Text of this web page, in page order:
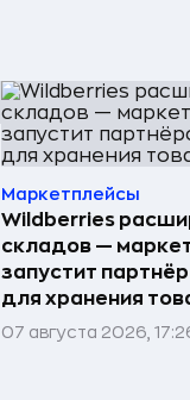
Маркетплейсы
Wildberries
складов —
запустит
для хранения
07 августа 2026,